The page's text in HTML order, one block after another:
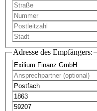
Adresse des Empfängers: